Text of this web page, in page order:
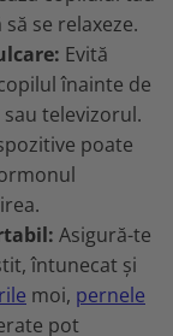
se relaxeze.
Evită
înainte de
televizorul.
poate
Asigură-te
întunecat și
moi, pernele
pot